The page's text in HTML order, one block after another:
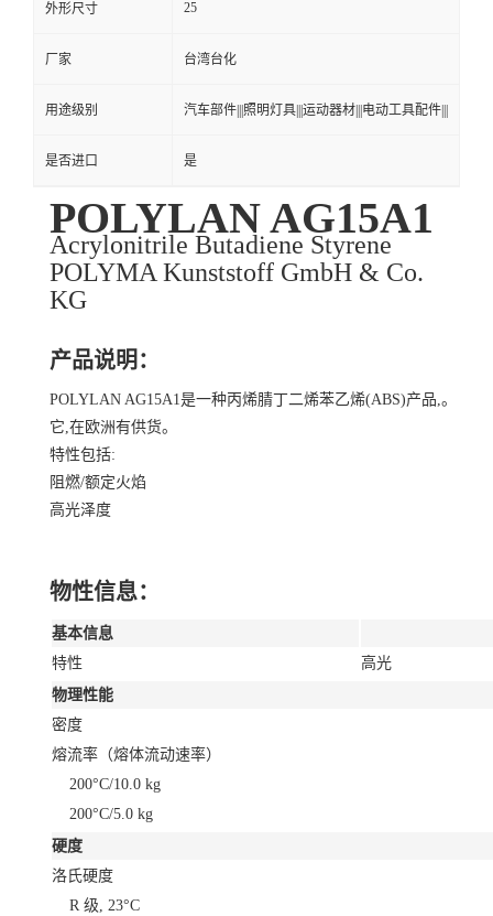
外形尺寸 25
厂家 台湾台化
用途级别 汽车部件|||照明灯具|||运动器材|||电动工具配件|||
是否进口 是
POLYLAN AG15A1
Acrylonitrile Butadiene Styrene
POLYMA Kunststoff GmbH & Co.
KG
产品说明：
POLYLAN AG15A1是一种丙烯腈丁二烯苯乙烯(ABS)产品,。
它,在欧洲有供货。
特性包括:
阻燃/额定火焰
高光泽度
物性信息：
基本信息
特性
高光
物理性能
密度
熔流率（熔体流动速率）
200°C/10.0 kg
200°C/5.0 kg
硬度
洛氏硬度
R 级, 23°C